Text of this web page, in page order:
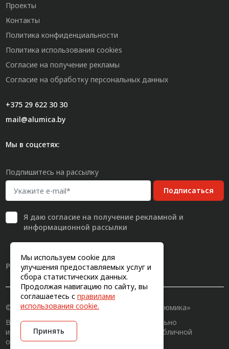
Мы используем cookie для
улучшения предоставляемых услуг и
сбора статистических данных.
Продолжая навигацию по сайту, вы
соглашаетесь с правилами
использования cookie.
Принять
Проекты
Контакты
Политика конфиденциальности
Политика использования cookies
Согласие на получение рекламы
Согласие на обработку персональных данных
+375 29 622 30 30
mail@alumica.by
Мы в соцсетях:
Подпишитесь на рассылку
Подписаться
Я даю согласиена получение рекламной и
информационной рассылки
Разработка сайта
© 2011-2026, Конструкционный профиль «Алюмика»
Вся информация на сайте имеет исключительно
информационный характер и не является публичной
офертой